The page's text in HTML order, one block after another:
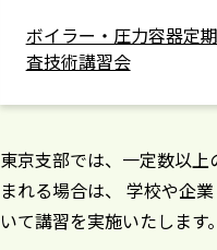
ボイラー・圧力容器定
査技術講習会
東京支部では、一定数以上
まれる場合は、 学校や企
いて講習を実施いたします。